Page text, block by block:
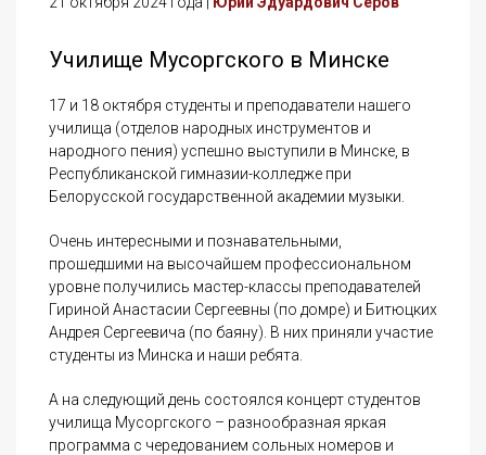
Училище Мусоргского в Минске
17 и 18 октября студенты и преподаватели нашего
училища (отделов народных инструментов и
народного пения) успешно выступили в Минске, в
Республиканской гимназии-колледже при
Белорусской государственной академии музыки.
Очень интересными и познавательными,
прошедшими на высочайшем профессиональном
уровне получились мастер-классы преподавателей
Гириной Анастасии Сергеевны (по домре) и Битюцких
Андрея Сергеевича (по баяну). В них приняли участие
студенты из Минска и наши ребята.
А на следующий день состоялся концерт студентов
училища Мусоргского – разнообразная яркая
программа с чередованием сольных номеров и